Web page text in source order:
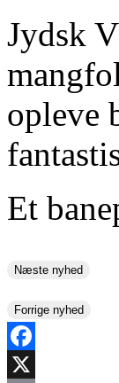
Jydsk
opleve
Et
Næste nyhed
Forrige nyhed
Facebook